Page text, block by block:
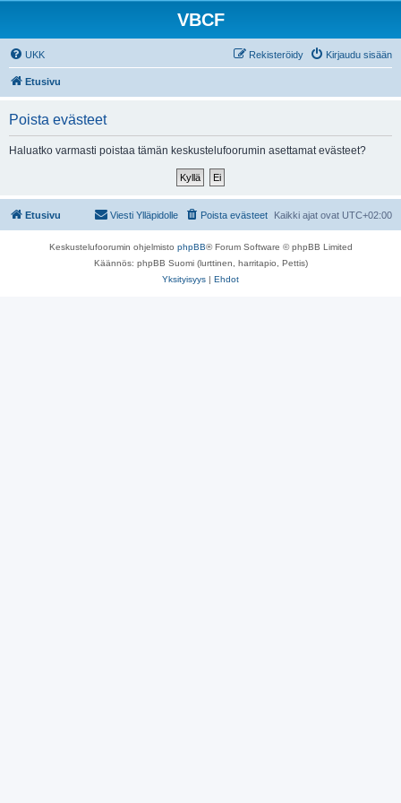
VBCF
UKK Kirjaudu sisään
Rekisteröidy
Etusivu
Poista evästeet
Haluatko varmasti poistaa tämän keskustelufoorumin asettamat evästeet?
Etusivu Kaikki ajat ovat UTC+02:00
Poista evästeet
Viesti Ylläpidolle
Keskustelufoorumin ohjelmisto phpBB® Forum Software © phpBB Limited
Käännös: phpBB Suomi (lurttinen, harritapio, Pettis)
Yksityisyys | Ehdot